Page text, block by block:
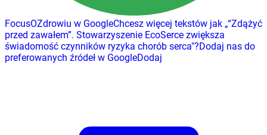
FocusOZdrowiu w GoogleChcesz więcej tekstów jak „“Zdążyć
przed zawałem”. Stowarzyszenie EcoSerce zwiększa
świadomość czynników ryzyka chorób serca"?Dodaj nas do
preferowanych źródeł w GoogleDodaj